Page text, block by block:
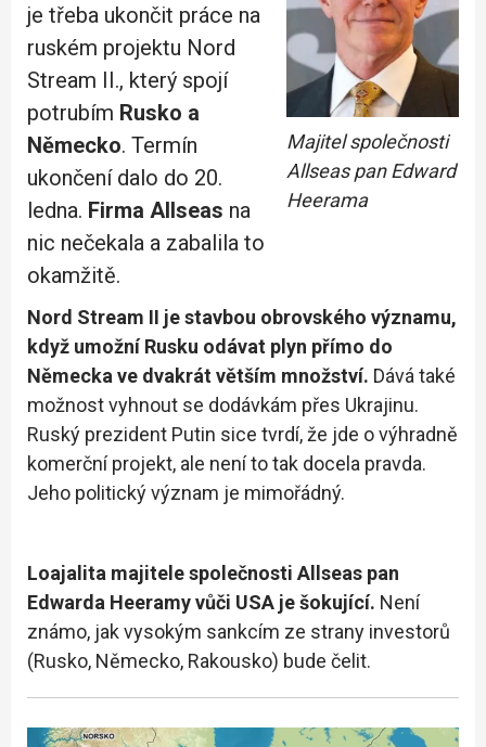
Majitel společnosti
Allseas pan Edward
Heerama
je třeba ukončit práce na
ruském projektu Nord
Stream II., který spojí
potrubím Rusko a
Německo. Termín
ukončení dalo do 20.
ledna. Firma Allseas na
nic nečekala a zabalila to
okamžitě.
Nord Stream II je stavbou obrovského významu,
když umožní Rusku odávat plyn přímo do
Německa ve dvakrát větším množství. Dává také
možnost vyhnout se dodávkám přes Ukrajinu.
Ruský prezident Putin sice tvrdí, že jde o výhradně
komerční projekt, ale není to tak docela pravda.
Jeho politický význam je mimořádný.
Loajalita majitele společnosti Allseas pan
Edwarda Heeramy vůči USA je šokující. Není
známo, jak vysokým sankcím ze strany investorů
(Rusko, Německo, Rakousko) bude čelit.